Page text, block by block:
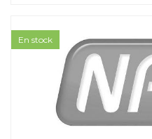
En stock